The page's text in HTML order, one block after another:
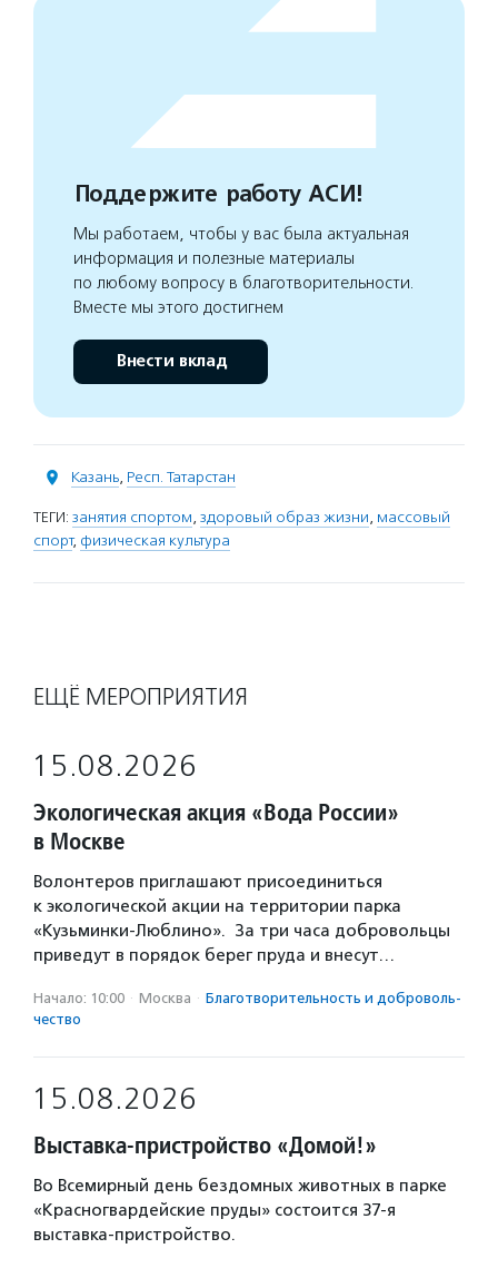
Поддержите работу АСИ!
Мы работаем, чтобы у вас была актуальная
информация и полезные материалы
по любому вопросу в благотворительности.
Вместе мы этого достигнем
Внести вклад
Казань, Респ. Татарстан
ТЕГИ: занятия спортом, здоровый образ жизни, массовый
спорт, физическая культура
ЕЩЁ МЕРОПРИЯТИЯ
15.08.2026
Экологическая акция «Вода России»
в Москве
Волонтеров приглашают присоединиться
к экологической акции на территории парка
«Кузьминки-Люблино». За три часа добровольцы
приведут в порядок берег пруда и внесут…
Начало: 10:00 · Москва · Благотвори­тель­ность и доброволь­
чест­во
15.08.2026
Выставка-пристройство «Домой!»
Во Всемирный день бездомных животных в парке
«Красногвардейские пруды» состоится 37-я
выставка-пристройство.